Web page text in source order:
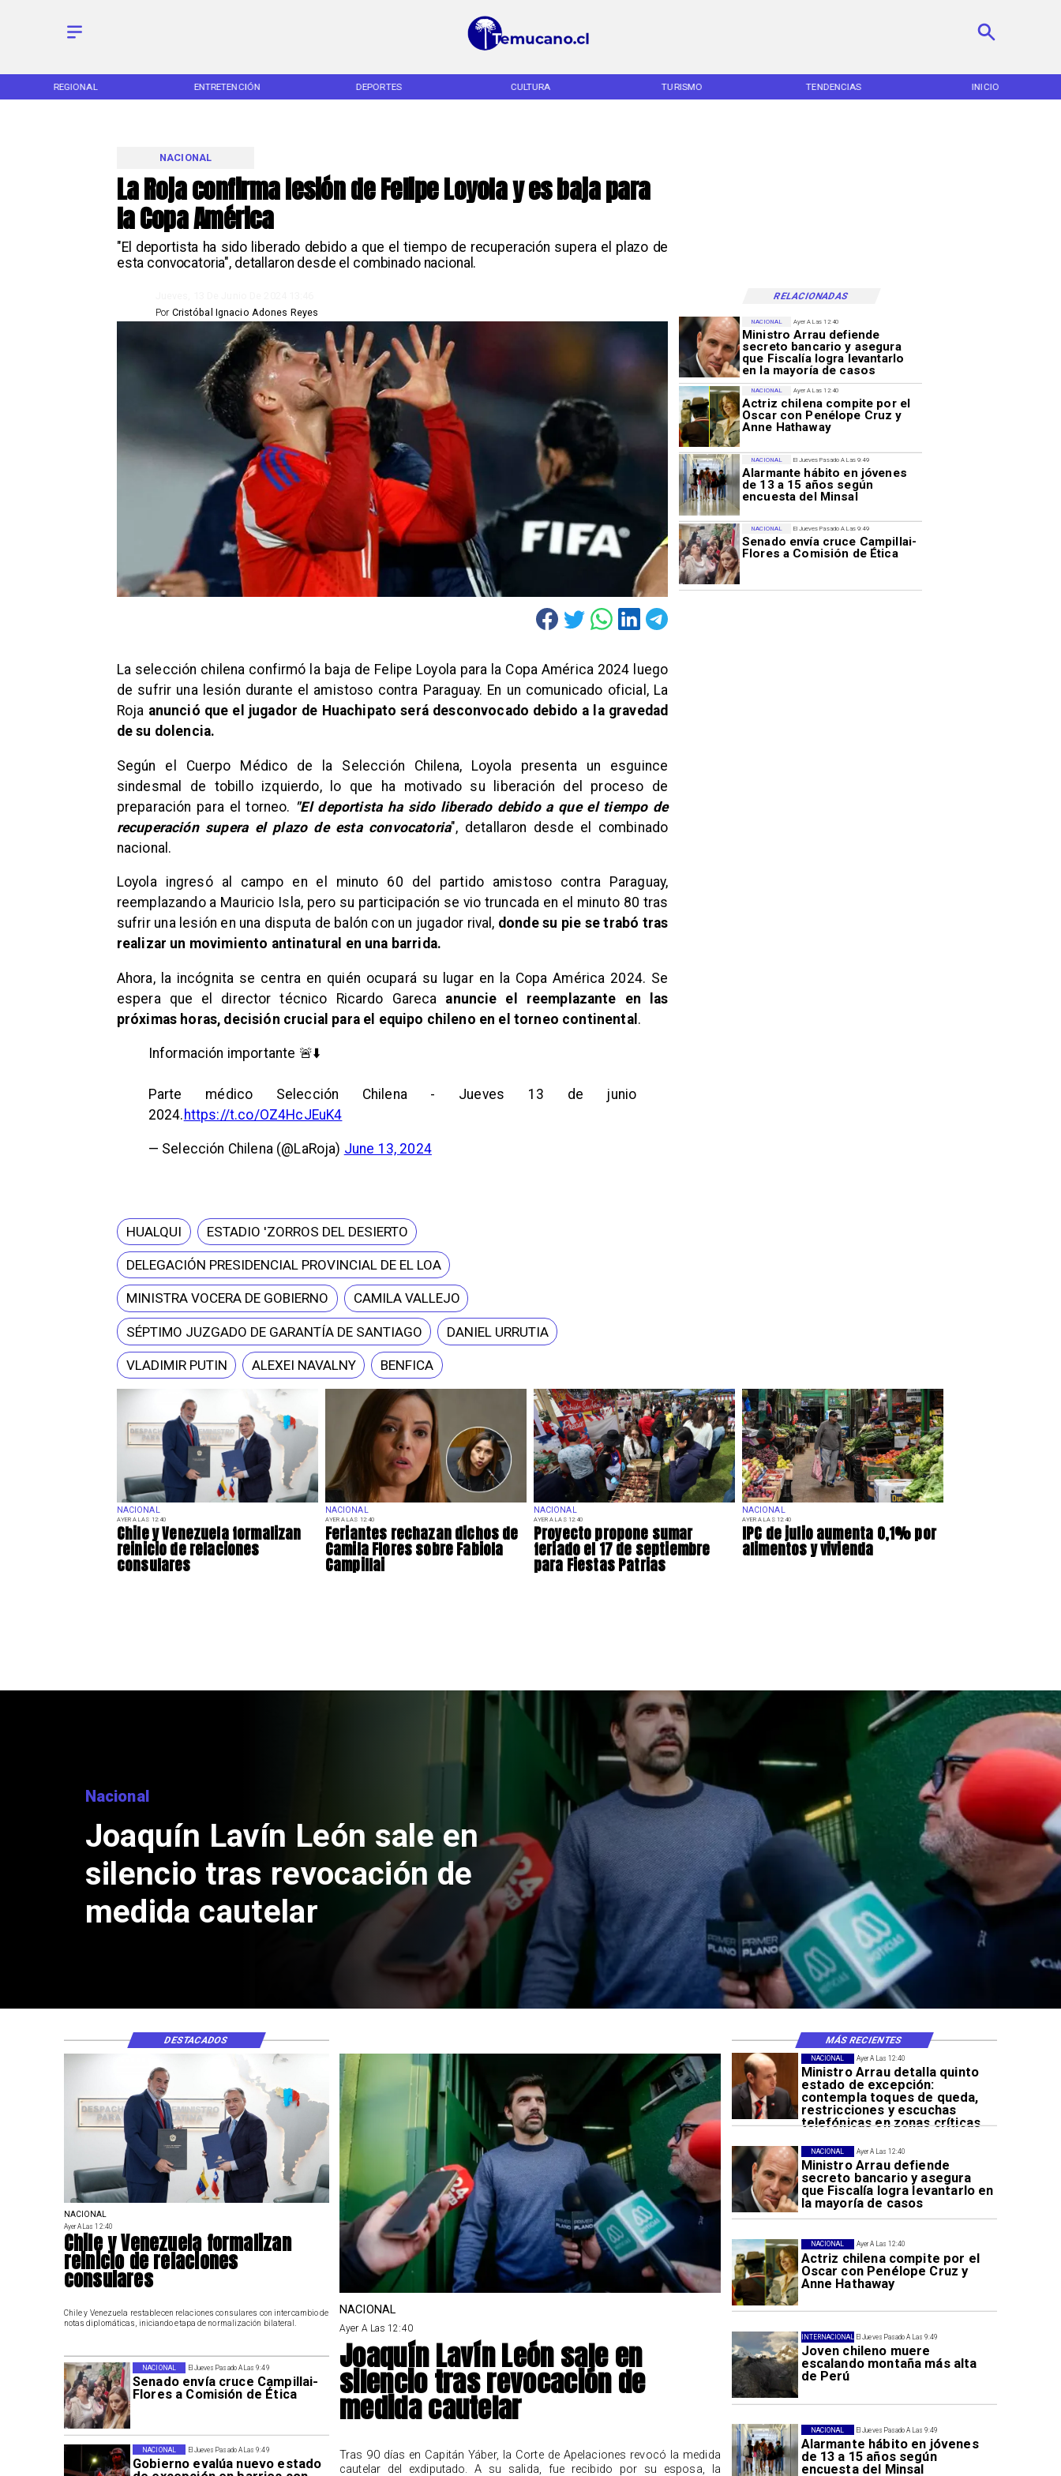
REGIONAL ENTRETENCIÓN DEPORTES CULTURA TURISMO TENDENCIAS INICIO
La Roja confirma lesión de Felipe Loyola y es baja para
la Copa América
​"El deportista ha sido liberado debido a que el tiempo de recuperación supera el plazo de
esta convocatoria", detallaron desde el combinado nacional.
NACIONAL
RELACIONADAS
Cristóbal Ignacio Adones Reyes
Por
NACIONAL
AYER A LAS 12:40
Chile y Venezuela formalizan
reinicio de relaciones
consulares
NACIONAL
AYER A LAS 12:40
Feriantes rechazan dichos de
Camila Flores sobre Fabiola
Campillai
NACIONAL
AYER A LAS 12:40
Proyecto propone sumar
feriado el 17 de septiembre
para Fiestas Patrias
NACIONAL
AYER A LAS 12:40
IPC de julio aumenta 0,1% por
alimentos y vivienda
Ayer A Las 12:40
Ministro Arrau defiende
secreto bancario y asegura
que Fiscalía logra levantarlo
en la mayoría de casos
NACIONAL
Ayer A Las 12:40
Actriz chilena compite por el
Oscar con Penélope Cruz y
Anne Hathaway
NACIONAL
El Jueves Pasado A Las 9:49
Alarmante hábito en jóvenes
de 13 a 15 años según
encuesta del Minsal
NACIONAL
El Jueves Pasado A Las 9:49
Senado envía cruce Campillai-
Flores a Comisión de Ética
NACIONAL
La selección chilena confirmó la baja de Felipe Loyola para la Copa América 2024 luego
de sufrir una lesión durante el amistoso contra Paraguay. En un comunicado oficial, La
Roja anunció que el jugador de Huachipato será desconvocado debido a la gravedad
de su dolencia.
Según el Cuerpo Médico de la Selección Chilena, Loyola presenta un esguince
sindesmal de tobillo izquierdo, lo que ha motivado su liberación del proceso de
preparación para el torneo. "El deportista ha sido liberado debido a que el tiempo de
recuperación supera el plazo de esta convocatoria", detallaron desde el combinado
nacional.
Loyola ingresó al campo en el minuto 60 del partido amistoso contra Paraguay,
reemplazando a Mauricio Isla, pero su participación se vio truncada en el minuto 80 tras
sufrir una lesión en una disputa de balón con un jugador rival, donde su pie se trabó tras
realizar un movimiento antinatural en una barrida.
Ahora, la incógnita se centra en quién ocupará su lugar en la Copa América 2024. Se
espera que el director técnico Ricardo Gareca anuncie el reemplazante en las
próximas horas, decisión crucial para el equipo chileno en el torneo continental .
Información importante 🚨⬇️
Parte médico Selección Chilena - Jueves 13 de junio
2024. https://t.co/OZ4HcJEuK4
— Selección Chilena (@LaRoja) June 13, 2024
HUALQUI ESTADIO 'ZORROS DEL DESIERTO
DELEGACIÓN PRESIDENCIAL PROVINCIAL DE EL LOA
MINISTRA VOCERA DE GOBIERNO CAMILA VALLEJO
SÉPTIMO JUZGADO DE GARANTÍA DE SANTIAGO DANIEL URRUTIA
VLADIMIR PUTIN ALEXEI NAVALNY BENFICA
Chile y Venezuela formalizan
reinicio de relaciones
consulares
Ayer A Las 12:40
Ministro Arrau detalla quinto
estado de excepción:
contempla toques de queda,
restricciones y escuchas
telefónicas en zonas críticas
NACIONAL
Ayer A Las 12:40
Ministro Arrau defiende
secreto bancario y asegura
que Fiscalía logra levantarlo en
la mayoría de casos
NACIONAL
Ayer A Las 12:40
Actriz chilena compite por el
Oscar con Penélope Cruz y
Anne Hathaway
NACIONAL
El Jueves Pasado A Las 9:49
Joven chileno muere
escalando montaña más alta
de Perú
INTERNACIONAL
El Jueves Pasado A Las 9:49
Alarmante hábito en jóvenes
de 13 a 15 años según
encuesta del Minsal
NACIONAL
El Jueves Pasado A Las 9:49
Senado envía cruce Campillai-
Flores a Comisión de Ética
NACIONAL
El Jueves Pasado A Las 9:49
Gobierno evalúa nuevo estado
NACIONAL
NACIONAL
Ayer A Las 12:40
Chile y Venezuela formalizan
reinicio de relaciones
consulares
Chile y Venezuela restablecen relaciones consulares con intercambio de
notas diplomáticas, iniciando etapa de normalización bilateral.
NACIONAL
Ayer A Las 12:40
Joaquín Lavín León sale en
silencio tras revocación de
medida cautelar
Tras 90 días en Capitán Yáber, la Corte de Apelaciones revocó la medida
cautelar del exdiputado. A su salida, fue recibido por su esposa, la
DESTACADOS MÁS RECIENTES